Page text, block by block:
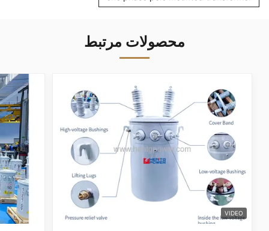
محصولات مرتبط
VIDEO